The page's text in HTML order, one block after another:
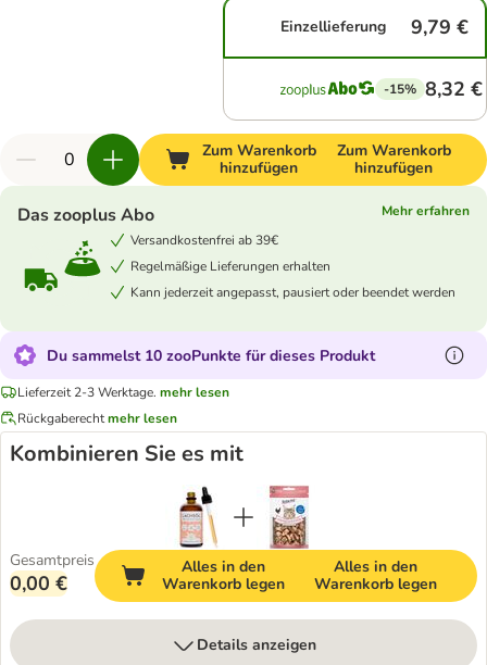
Einzellieferung 9,79 €
-15% 8,32 €
Zum Warenkorb
hinzufügen
Zum Warenkorb
hinzufügen
Das zooplus Abo
Mehr erfahren
Versandkostenfrei ab 39€
Regelmäßige Lieferungen erhalten
Kann jederzeit angepasst, pausiert oder beendet werden
Du sammelst 10 zooPunkte für dieses Produkt
Lieferzeit 2-3 Werktage. mehr lesen
Rückgaberechtmehr lesen
Kombinieren Sie es mit
Gesamtpreis
0,00 €
Alles in den
Warenkorb legen
Alles in den
Warenkorb legen
Details anzeigen